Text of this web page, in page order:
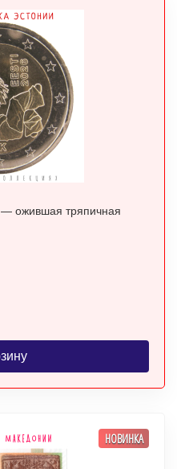
ожившая тряпичная
НОВИНКА